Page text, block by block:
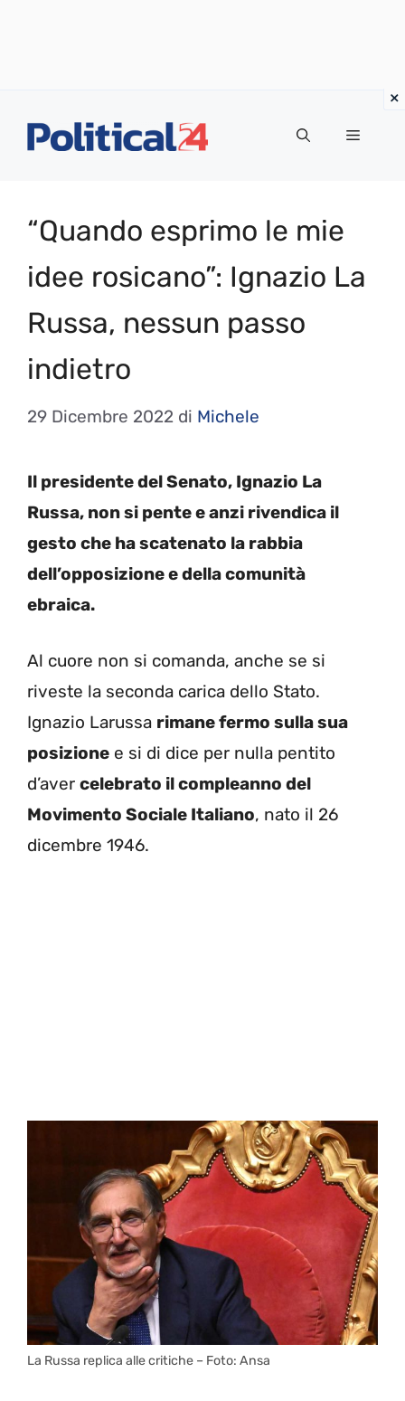
Menu
“Quando esprimo le mie
idee rosicano”: Ignazio La
Russa, nessun passo
indietro
29 Dicembre 2022 di Michele
Il presidente del Senato, Ignazio La
Russa, non si pente e anzi rivendica il
gesto che ha scatenato la rabbia
dell’opposizione e della comunità
ebraica.
Al cuore non si comanda, anche se si
riveste la seconda carica dello Stato.
Ignazio Larussa rimane fermo sulla sua
posizione e si di dice per nulla pentito
d’aver celebrato il compleanno del
Movimento Sociale Italiano, nato il 26
dicembre 1946.
La Russa replica alle critiche – Foto: Ansa